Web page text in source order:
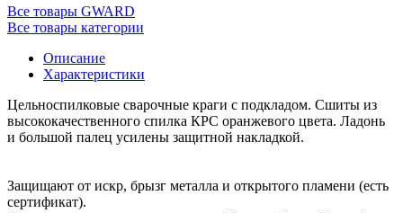
Все товары GWARD
Все товары категории
Описание
Характеристики
Цельноспилковые сварочные краги с подкладом. Сшиты из
высококачественного спилка КРС оранжевого цвета. Ладонь
и большой палец усилены защитной накладкой.
Защищают от искр, брызг металла и открытого пламени (есть
сертификат).